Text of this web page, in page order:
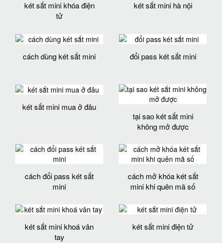
két sắt mini khóa điện
tử
két sắt mini hà nội
cách dùng két sắt mini đổi pass két sắt mini
két sắt mini mua ở đâu
tại sao két sắt mini
không mở được
cách đổi pass két sắt
mini
cách mở khóa két sắt
mini khi quên mã số
két sắt mini khoá vân
tay
két sắt mini điện tử